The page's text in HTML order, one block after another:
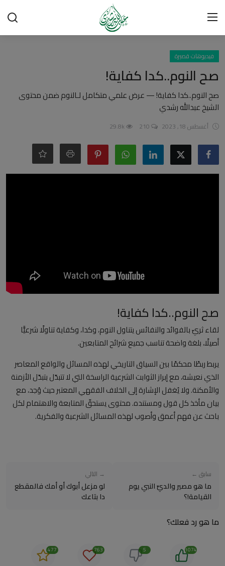
تسجيل الدخول
الرئيسية
شبهات وردود
العقيدة الإسلامية
رسائل مهمة
Arabic
فيديوهات قصيرة
صح النوم..كدا كفاية!
صح النوم..كدا كفاية! — عرض علمي متكامل لـالنوم ضمن محتوى
الشيخ عبدالله رشدي
أغسطس 18, 2023
صح النوم..كدا كفاية!
لقاء ثريّ بالفوائد والنفائس يتناول النوم، وكدا، وكفاية تناولًا شرعيًّا
أصيلًا، بلغة واضحة تناسب جميع شرائح المتابعين.
يربط ربطًا محكمًا بين السياق التاريخي لهذه المسائل والواقع المعاصر
الذي نعيشه، مع إبراز الثوابت الشرعية الراسخة التي لا تتبدّل بتبدّل الأزمنة
والأمكنة. ولا يُغفل الإشارة إلى الخلاف الفقهي المعتبر حيث وُجد، مع
بيان مأخذ كل قول ومستنده. محتوى يستحقّ المتابعة والاهتمام لكل
باحث عن فهم أعمق وأصوب لهذه المسائل الشرعية والفكرية.
سابق ←
ما هو مصير والديِّ النبي يوم
القيامة!؟
→ التالي
لو مزعل أبوك أو أمك فالمقطع
دا بتاعك
ما هو رد فعلك؟
1074
5
763
477